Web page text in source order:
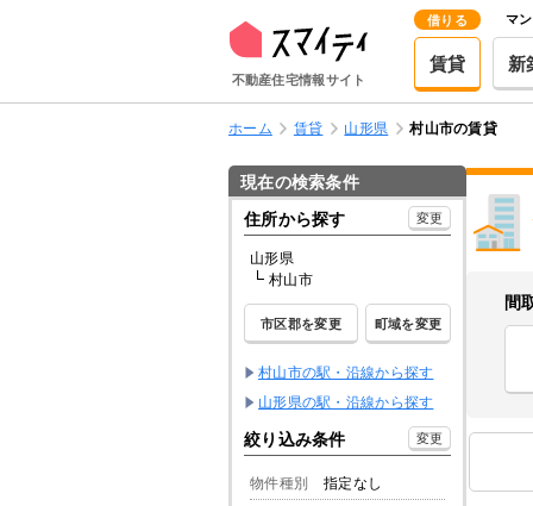
不動産住宅情報サイト
借りる
賃貸
マ
新
ホーム 賃貸 山形県 村山市の賃貸
現在の検索条件
住所から探す
変更
山形県
村山市
市区郡を変更 町域を変更
村山市の駅・沿線から探す
山形県の駅・沿線から探す
絞り込み条件 変更
物件種別
指定なし
間